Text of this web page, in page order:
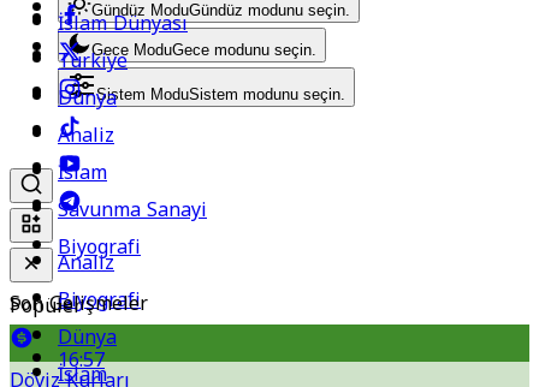
Gündüz ModuGündüz modunu seçin.
Gece ModuGece modunu seçin.
Sistem ModuSistem modunu seçin.
Popüler
Analiz
Biyografi
Dünya
İslam
İslam Dünyası
Türkiye
Dünya
Analiz
İslam
Savunma Sanayi
Biyografi
Son Gelişmeler
16:57